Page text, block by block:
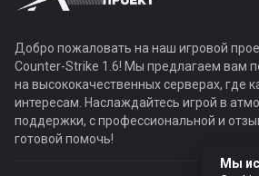
Добро пожаловать на наш игровой
Counter-Strike 1.6! Мы предлагаем вам
на высококачественных серверах, где
интересам. Наслаждайтесь игрой в
поддержки, с профессиональной и
готовой помочь!
Мы